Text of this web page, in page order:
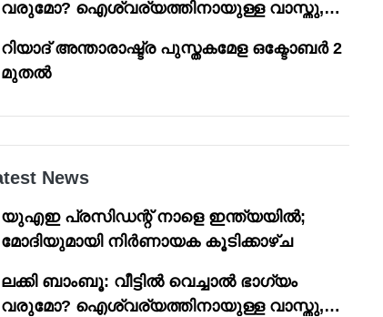
വരുമോ? ഐശ്വര്യത്തിനായുള്ള വാസ്തു,
റിയാദ് അന്താരാഷ്ട്ര പുസ്തകമേള ഒക്ടോബർ 2
മുതൽ
News
യുഎഇ പ്രസിഡന്റ് നാളെ ഇന്ത്യയിൽ;
മോദിയുമായി നിർണായക കൂടിക്കാഴ്ച
ലക്കി ബാംബൂ: വീട്ടിൽ വെച്ചാൽ ഭാഗ്യം
വരുമോ? ഐശ്വര്യത്തിനായുള്ള വാസ്തു,